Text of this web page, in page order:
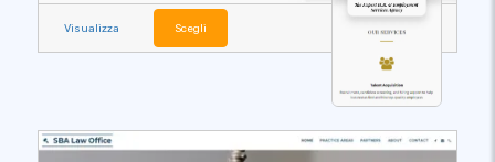
Visualizza Scegli